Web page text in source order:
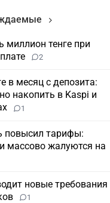
миллион тенге при
2
в месяц с депозита:
накопить в Kaspi и
1
повысил тарифы:
массово жалуются на
новые требования
1